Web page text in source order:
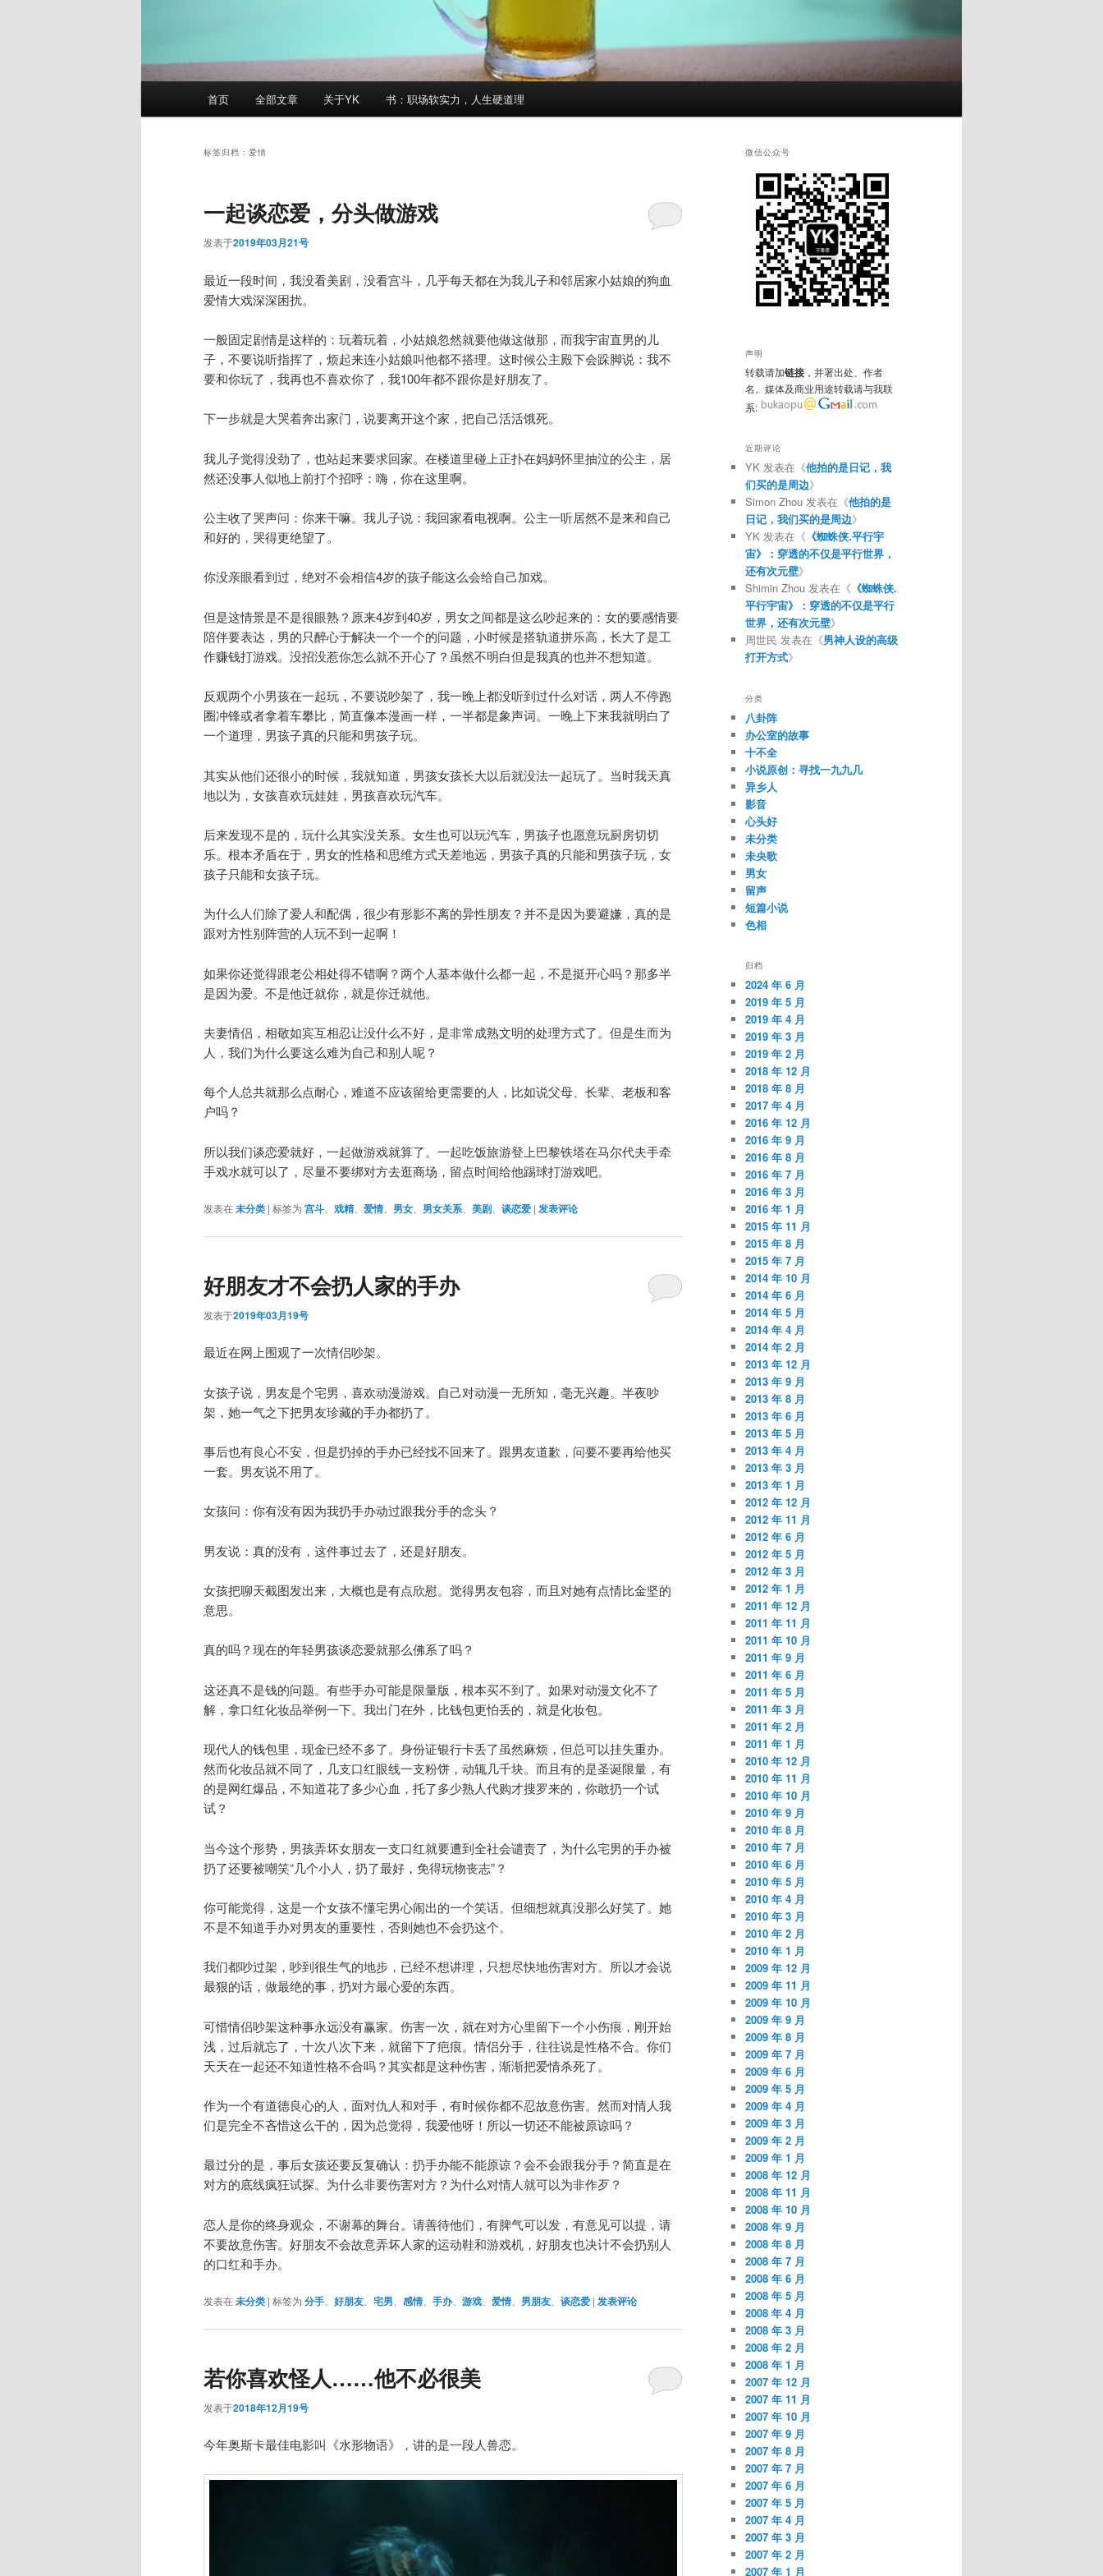
首页 全部文章 关于YK 书：职场软实力，人生硬道理
标签归档： 爱情
一起谈恋爱，分头做游戏
发表于2019年03月21号
最近一段时间，我没看美剧，没看宫斗，几乎每天都在为我儿子和邻居家小姑娘的狗血
爱情大戏深深困扰。
一般固定剧情是这样的：玩着玩着，小姑娘忽然就要他做这做那，而我宇宙直男的儿
子，不要说听指挥了，烦起来连小姑娘叫他都不搭理。这时候公主殿下会跺脚说：我不
要和你玩了，我再也不喜欢你了，我100年都不跟你是好朋友了。
下一步就是大哭着奔出家门，说要离开这个家，把自己活活饿死。
我儿子觉得没劲了，也站起来要求回家。在楼道里碰上正扑在妈妈怀里抽泣的公主，居
然还没事人似地上前打个招呼：嗨，你在这里啊。
公主收了哭声问：你来干嘛。我儿子说：我回家看电视啊。公主一听居然不是来和自己
和好的，哭得更绝望了。
你没亲眼看到过，绝对不会相信4岁的孩子能这么会给自己加戏。
但是这情景是不是很眼熟？原来4岁到40岁，男女之间都是这么吵起来的：女的要感情要
陪伴要表达，男的只醉心于解决一个一个的问题，小时候是搭轨道拼乐高，长大了是工
作赚钱打游戏。没招没惹你怎么就不开心了？虽然不明白但是我真的也并不想知道。
反观两个小男孩在一起玩，不要说吵架了，我一晚上都没听到过什么对话，两人不停跑
圈冲锋或者拿着车攀比，简直像本漫画一样，一半都是象声词。一晚上下来我就明白了
一个道理，男孩子真的只能和男孩子玩。
其实从他们还很小的时候，我就知道，男孩女孩长大以后就没法一起玩了。当时我天真
地以为，女孩喜欢玩娃娃，男孩喜欢玩汽车。
后来发现不是的，玩什么其实没关系。女生也可以玩汽车，男孩子也愿意玩厨房切切
乐。根本矛盾在于，男女的性格和思维方式天差地远，男孩子真的只能和男孩子玩，女
孩子只能和女孩子玩。
为什么人们除了爱人和配偶，很少有形影不离的异性朋友？并不是因为要避嫌，真的是
跟对方性别阵营的人玩不到一起啊！
如果你还觉得跟老公相处得不错啊？两个人基本做什么都一起，不是挺开心吗？那多半
是因为爱。不是他迁就你，就是你迁就他。
夫妻情侣，相敬如宾互相忍让没什么不好，是非常成熟文明的处理方式了。但是生而为
人，我们为什么要这么难为自己和别人呢？
每个人总共就那么点耐心，难道不应该留给更需要的人，比如说父母、长辈、老板和客
户吗？
所以我们谈恋爱就好，一起做游戏就算了。一起吃饭旅游登上巴黎铁塔在马尔代夫手牵
手戏水就可以了，尽量不要绑对方去逛商场，留点时间给他踢球打游戏吧。
发表在未分类 | 标签为 宫斗 戏精、 爱情 男女 男女关系 美剧 谈恋爱 | 发表评论
好朋友才不会扔人家的手办
发表于2019年03月19号
最近在网上围观了一次情侣吵架。
女孩子说，男友是个宅男，喜欢动漫游戏。自己对动漫一无所知，毫无兴趣。半夜吵
架，她一气之下把男友珍藏的手办都扔了。
事后也有良心不安，但是扔掉的手办已经找不回来了。跟男友道歉，问要不要再给他买
一套。男友说不用了。
女孩问：你有没有因为我扔手办动过跟我分手的念头？
男友说：真的没有，这件事过去了，还是好朋友。
女孩把聊天截图发出来，大概也是有点欣慰。觉得男友包容，而且对她有点情比金坚的
意思。
真的吗？现在的年轻男孩谈恋爱就那么佛系了吗？
这还真不是钱的问题。有些手办可能是限量版，根本买不到了。如果对动漫文化不了
解，拿口红化妆品举例一下。我出门在外，比钱包更怕丢的，就是化妆包。
现代人的钱包里，现金已经不多了。身份证银行卡丢了虽然麻烦，但总可以挂失重办。
然而化妆品就不同了，几支口红眼线一支粉饼，动辄几千块。而且有的是圣诞限量，有
的是网红爆品，不知道花了多少心血，托了多少熟人代购才搜罗来的，你敢扔一个试
试？
当今这个形势，男孩弄坏女朋友一支口红就要遭到全社会谴责了，为什么宅男的手办被
扔了还要被嘲笑“几个小人，扔了最好，免得玩物丧志”？
你可能觉得，这是一个女孩不懂宅男心闹出的一个笑话。但细想就真没那么好笑了。她
不是不知道手办对男友的重要性，否则她也不会扔这个。
我们都吵过架，吵到很生气的地步，已经不想讲理，只想尽快地伤害对方。所以才会说
最狠的话，做最绝的事，扔对方最心爱的东西。
可惜情侣吵架这种事永远没有赢家。伤害一次，就在对方心里留下一个小伤痕，刚开始
浅，过后就忘了，十次八次下来，就留下了疤痕。情侣分手，往往说是性格不合。你们
天天在一起还不知道性格不合吗？其实都是这种伤害，渐渐把爱情杀死了。
作为一个有道德良心的人，面对仇人和对手，有时候你都不忍故意伤害。然而对情人我
们是完全不吝惜这么干的，因为总觉得，我爱他呀！所以一切还不能被原谅吗？
最过分的是，事后女孩还要反复确认：扔手办能不能原谅？会不会跟我分手？简直是在
对方的底线疯狂试探。为什么非要伤害对方？为什么对情人就可以为非作歹？
恋人是你的终身观众，不谢幕的舞台。请善待他们，有脾气可以发，有意见可以提，请
不要故意伤害。好朋友不会故意弄坏人家的运动鞋和游戏机，好朋友也决计不会扔别人
的口红和手办。
发表在未分类 | 标签为 分手 好朋友 宅男 感情 手办、 游戏 爱情 男朋友 谈恋爱 | 发表评论
若你喜欢怪人……他不必很美
发表于2018年12月19号
今年奥斯卡最佳电影叫《水形物语》，讲的是一段人兽恋。
微信公众号
声明
转载请加链接 ，并署出处、作者
名。媒体及商业用途转载请与我联
系:
近期评论
YK 发表在《他拍的是日记，我
们买的是周边》
Simon Zhou 发表在《他拍的是
日记，我们买的是周边》
YK 发表在《 《蜘蛛侠.平行宇
宙》：穿透的不仅是平行世界，
还有次元壁》
Shimin Zhou 发表在《 《蜘蛛侠.
平行宇宙》：穿透的不仅是平行
世界，还有次元壁》
周世民 发表在《男神人设的高级
打开方式》
分类
八卦阵
办公室的故事
十不全
小说原创：寻找一九九几
异乡人
影音
心头好
未分类
未央歌
男女
留声
短篇小说
色相
归档
2024 年 6 月
2019 年 5 月
2019 年 4 月
2019 年 3 月
2019 年 2 月
2018 年 12 月
2018 年 8 月
2017 年 4 月
2016 年 12 月
2016 年 9 月
2016 年 8 月
2016 年 7 月
2016 年 3 月
2016 年 1 月
2015 年 11 月
2015 年 8 月
2015 年 7 月
2014 年 10 月
2014 年 6 月
2014 年 5 月
2014 年 4 月
2014 年 2 月
2013 年 12 月
2013 年 9 月
2013 年 8 月
2013 年 6 月
2013 年 5 月
2013 年 4 月
2013 年 3 月
2013 年 1 月
2012 年 12 月
2012 年 11 月
2012 年 6 月
2012 年 5 月
2012 年 3 月
2012 年 1 月
2011 年 12 月
2011 年 11 月
2011 年 10 月
2011 年 9 月
2011 年 6 月
2011 年 5 月
2011 年 3 月
2011 年 2 月
2011 年 1 月
2010 年 12 月
2010 年 11 月
2010 年 10 月
2010 年 9 月
2010 年 8 月
2010 年 7 月
2010 年 6 月
2010 年 5 月
2010 年 4 月
2010 年 3 月
2010 年 2 月
2010 年 1 月
2009 年 12 月
2009 年 11 月
2009 年 10 月
2009 年 9 月
2009 年 8 月
2009 年 7 月
2009 年 6 月
2009 年 5 月
2009 年 4 月
2009 年 3 月
2009 年 2 月
2009 年 1 月
2008 年 12 月
2008 年 11 月
2008 年 10 月
2008 年 9 月
2008 年 8 月
2008 年 7 月
2008 年 6 月
2008 年 5 月
2008 年 4 月
2008 年 3 月
2008 年 2 月
2008 年 1 月
2007 年 12 月
2007 年 11 月
2007 年 10 月
2007 年 9 月
2007 年 8 月
2007 年 7 月
2007 年 6 月
2007 年 5 月
2007 年 4 月
2007 年 3 月
2007 年 2 月
2007 年 1 月